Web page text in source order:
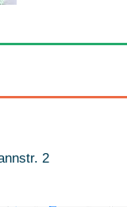
2